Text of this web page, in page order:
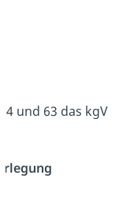
und 63 das kgV